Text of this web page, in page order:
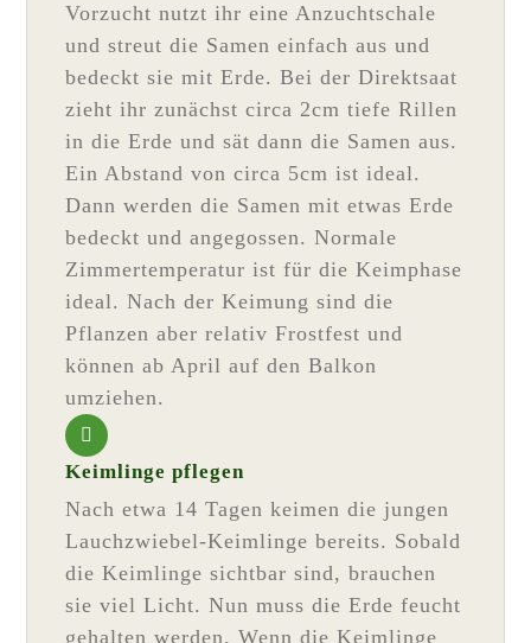
Vorzucht nutzt ihr eine Anzuchtschale
und streut die Samen einfach aus und
bedeckt sie mit Erde. Bei der Direktsaat
zieht ihr zunächst circa 2cm tiefe Rillen
in die Erde und sät dann die Samen aus.
Ein Abstand von circa 5cm ist ideal.
Dann werden die Samen mit etwas Erde
bedeckt und angegossen. Normale
Zimmertemperatur ist für die Keimphase
ideal. Nach der Keimung sind die
Pflanzen aber relativ Frostfest und
können ab April auf den Balkon
umziehen.
Keimlinge pflegen
Nach etwa 14 Tagen keimen die jungen
Lauchzwiebel-Keimlinge bereits. Sobald
die Keimlinge sichtbar sind, brauchen
sie viel Licht. Nun muss die Erde feucht
gehalten werden. Wenn die Keimlinge